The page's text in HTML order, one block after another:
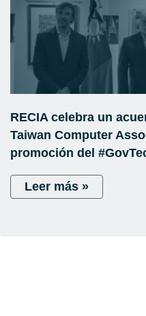
RECIA celebra un
Taiwan Computer
promoción del
Leer más »